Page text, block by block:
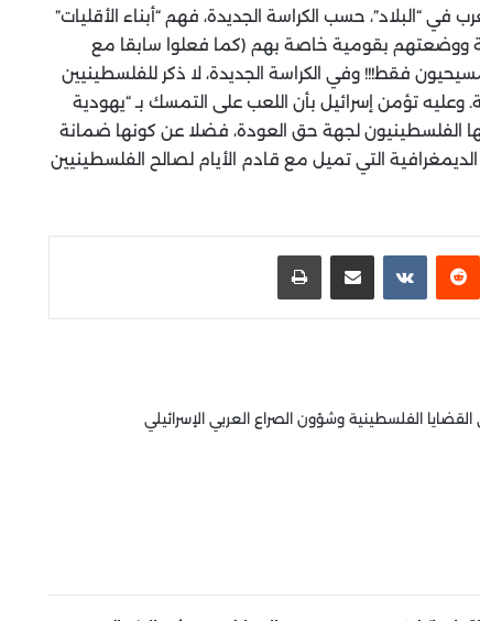
في “البلاد”، حسب الكراسة الجديدة، فهم “أبناء الأقليات”
ووضعتهم بقومية خاصة بهم (كما فعلوا سابقا مع
فقط!!! وفي الكراسة الجديدة، لا ذكر للفلسطينيين
بعد 1948 دون الإشارة للنكبة. وعليه تؤمن إسرائيل بأن اللعب على التمسك بـ “يهودية
الفلسطينيون لجهة حق العودة، فضلا عن كونها ضمانة
التي تميل مع قادم الأيام لصالح الفلسطينيين
بينتيريست
الفلسطينية وشؤون الصراع العربي الإسرائيلي